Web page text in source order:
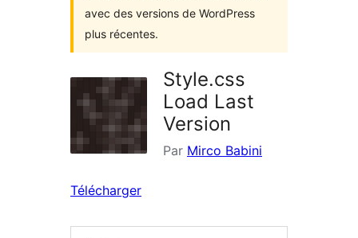
avec des versions de WordPress
plus récentes.
Style.css
Load Last
Version
Par Mirco Babini
Télécharger